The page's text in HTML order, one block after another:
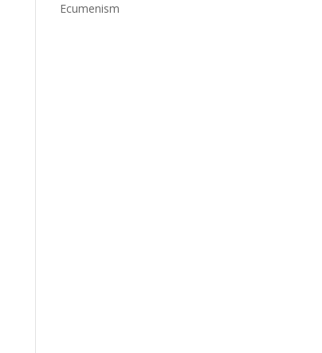
Ecumenism